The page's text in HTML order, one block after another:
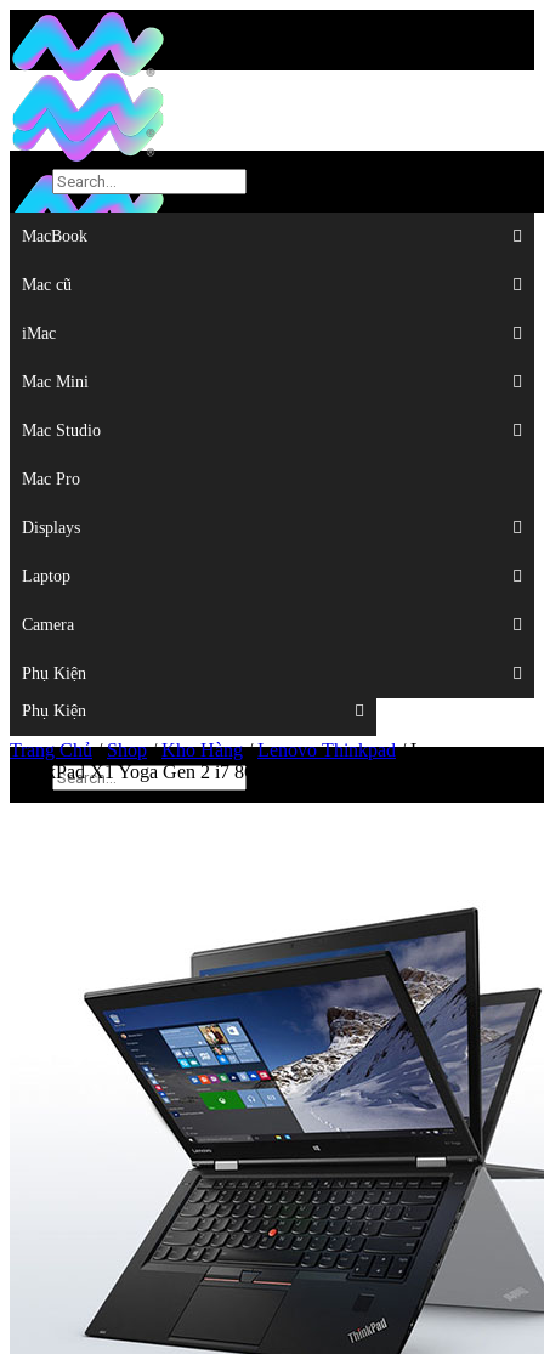
MacBook
Mac cũ
iMac
Mac Mini
Mac Studio
Mac Pro
Displays
Laptop
Camera
Phụ Kiện
MacBook
Mac cũ
iMac
Mac Mini
Mac Studio
Mac Pro
Displays
Laptop
Camera
Phụ Kiện
Top
Trang Chủ/Shop/Kho Hàng/Lenovo Thinkpad/Lenovo
ThinkPad X1 Yoga Gen 2 i7 8G 256GB QHD